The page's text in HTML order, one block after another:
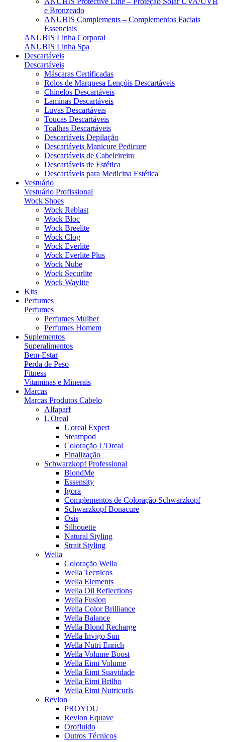
e Bronzeado
ANUBIS Complements – Complementos Faciais
Essenciais
ANUBIS Linha Corporal
ANUBIS Linha Spa
Descartáveis
Descartáveis
Máscaras Certificadas
Rolos de Marquesa Lençóis Descartáveis
Chinelos Descartáveis
Laminas Descartáveis
Luvas Descartáveis
Toucas Descartáveis
Toalhas Descartáveis
Descartáveis Depilação
Descartáveis Manicure Pedicure
Descartáveis de Cabeleireiro
Descartáveis de Estética
Descartáveis para Medicina Estética
Vestuário
Vestuário Profissional
Wock Shoes
Wock Reblast
Wock Bloc
Wock Breelite
Wock Clog
Wock Everlite
Wock Everlite Plus
Wock Nube
Wock Securlite
Wock Waylite
Kits
Perfumes
Perfumes
Perfumes Mulher
Perfumes Homem
Suplementos
Superalimentos
Bem-Estar
Perda de Peso
Fitness
Vitaminas e Minerais
Marcas
Marcas Produtos Cabelo
Alfaparf
L'Oreal
L'oreal Expert
Steampod
Coloração L'Oreal
Finalização
Schwarzkopf Professional
BlondMe
Essensity
Igora
Complementos de Coloração Schwarzkopf
Schwarzkopf Bonacure
Osis
Silhouette
Natural Styling
Strait Styling
Wella
Coloração Wella
Wella Tecnicos
Wella Elements
Wella Oil Reflections
Wella Fusion
Wella Color Brilliance
Wella Balance
Wella Blond Recharge
Wella Invigo Sun
Wella Nutri Enrich
Wella Volume Boost
Wella Eimi Volume
Wella Eimi Suavidade
Wella Eimi Brilho
Wella Eimi Nutricurls
Revlon
PROYOU
Revlon Equave
Orofluido
Outros Técnicos